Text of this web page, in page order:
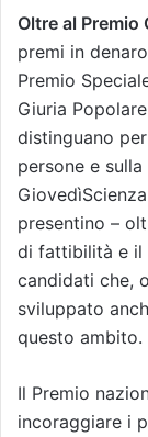
Oltre al Premio
premi in
Premio
Giuria
distinguano
persone e
presentino –
di fattibilità e il
candidati che,
sviluppato
questo ambito.
Il Premio
incoraggiare i